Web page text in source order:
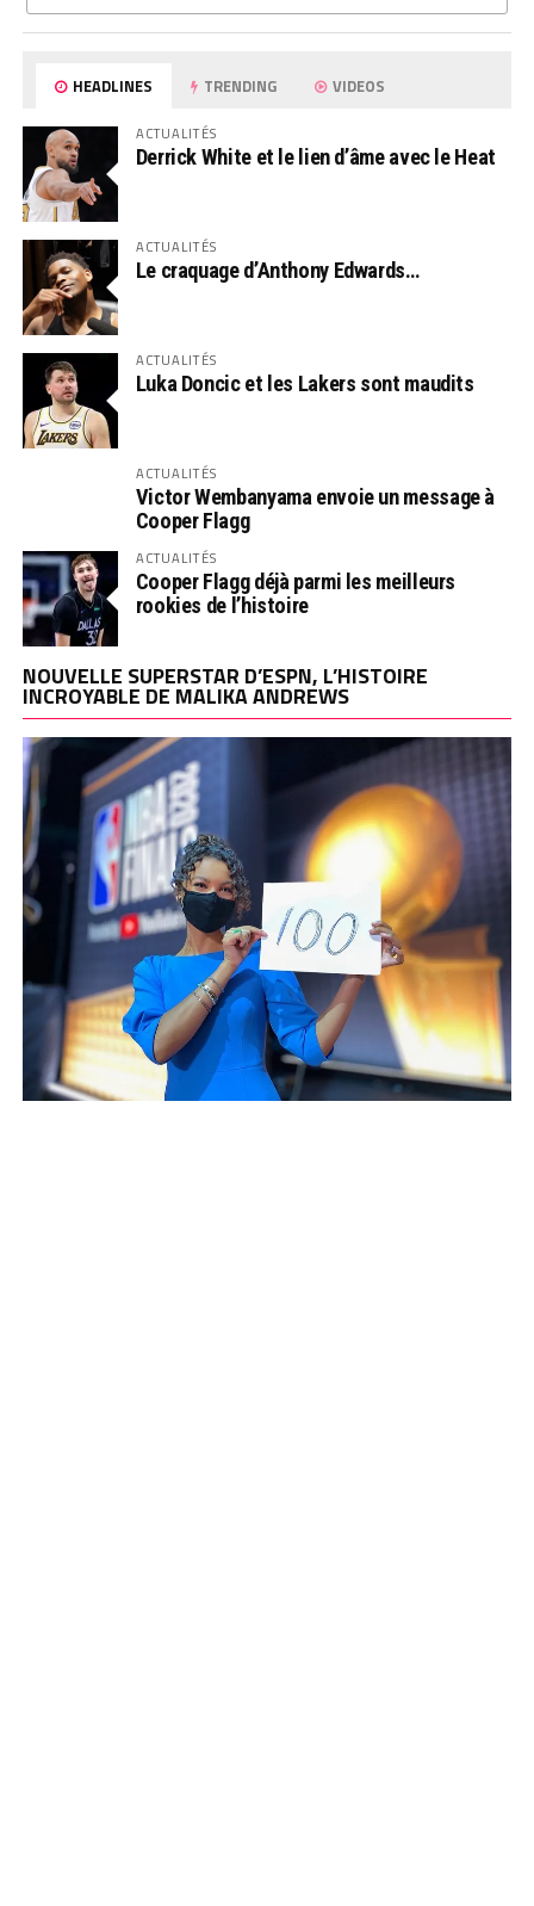
HEADLINES TRENDING VIDEOS
ACTUALITÉS
Derrick White et le lien d’âme avec le Heat
ACTUALITÉS
Le craquage d’Anthony Edwards…
ACTUALITÉS
Luka Doncic et les Lakers sont maudits
ACTUALITÉS
Victor Wembanyama envoie un message à
Cooper Flagg
ACTUALITÉS
Cooper Flagg déjà parmi les meilleurs
rookies de l’histoire
NOUVELLE SUPERSTAR D’ESPN, L’HISTOIRE
INCROYABLE DE MALIKA ANDREWS